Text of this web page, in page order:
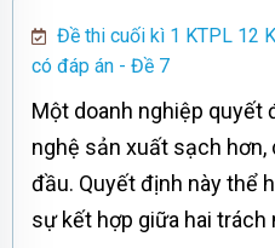
Đề thi cuối kì 1 KTPL 12
có đáp án - Đề 7
Một doanh nghiệp quyết
nghệ sản xuất sạch hơn,
đầu. Quyết định này thể
sự kết hợp giữa hai trách